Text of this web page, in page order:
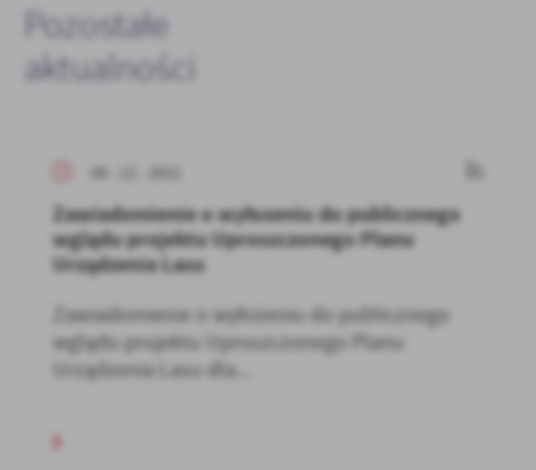
Pozostałe
aktualności
08 - 12 - 2021
Zawiadomienie o wyłozeniu do publicznego
wglądu projektu Uproszczonego Planu
Urządzenia Lasu
Zawiadomienie o wyłożeniu do publicznego
wglądu projektu Uproszczonego Planu
Urządzenia Lasu dla...